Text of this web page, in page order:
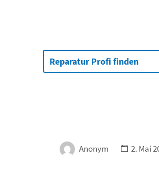
Reparatur Profi finden
Anonym 2. Mai